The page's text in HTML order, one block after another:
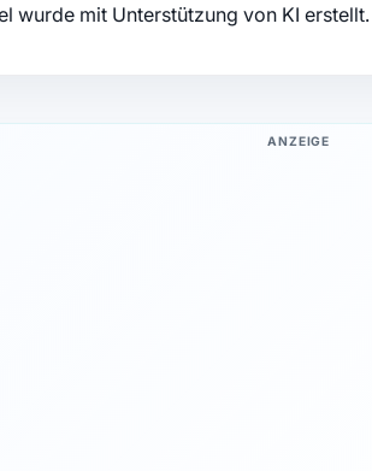
wurde mit Unterstützung von KI erstellt.
ANZEIGE